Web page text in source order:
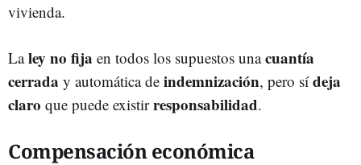
vivienda.
Laley no fija en todos los supuestos unacuantía
cerrada y automática de indemnización, pero sídeja
claro que puede existirresponsabilidad.
Compensación económica